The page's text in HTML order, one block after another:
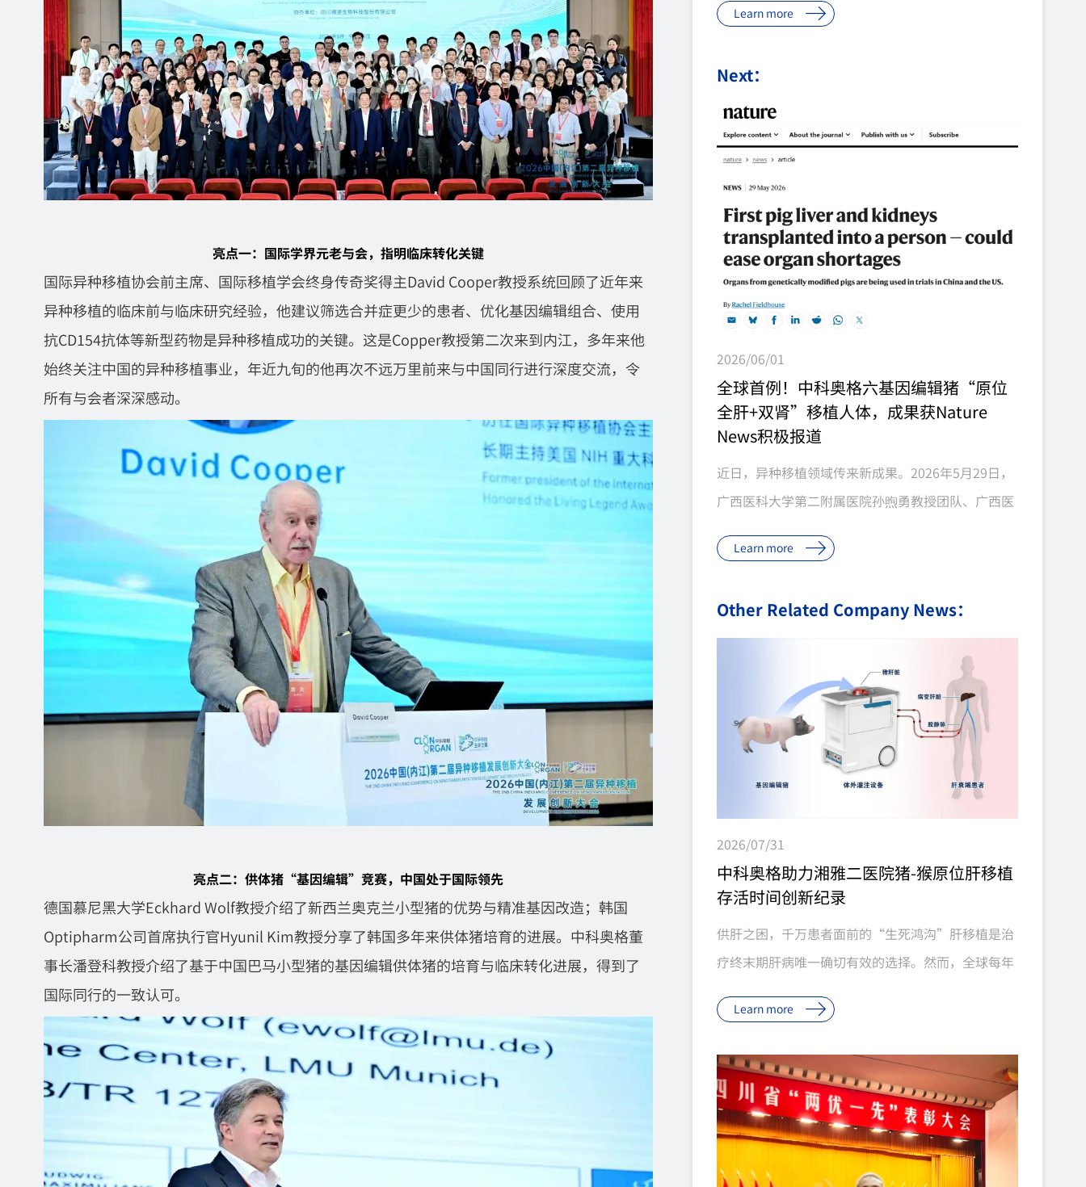
亮点一：国际学界元老与会，指明临床转化关键
国际异种移植协会前主席、国际移植学会终身传奇奖得主David Cooper教授系统回顾了近年来
异种移植的临床前与临床研究经验，他建议筛选合并症更少的患者、优化基因编辑组合、使用
抗CD154抗体等新型药物是异种移植成功的关键。这是Copper教授第二次来到内江，多年来他
始终关注中国的异种移植事业，年近九旬的他再次不远万里前来与中国同行进行深度交流，令
所有与会者深深感动。
亮点二：供体猪“基因编辑”竞赛，中国处于国际领先
德国慕尼黑大学Eckhard Wolf教授介绍了新西兰奥克兰小型猪的优势与精准基因改造；韩国
Optipharm公司首席执行官Hyunil Kim教授分享了韩国多年来供体猪培育的进展。中科奥格董
事长潘登科教授介绍了基于中国巴马小型猪的基因编辑供体猪的培育与临床转化进展，得到了
国际同行的一致认可。
自华中科技大学附属同济医院的陈刚教授，与来自荷
了一例猪到猕猴的异种肾移植手术。这是中国第一例
由国际与国内专家联手完成的异种器官移植手术，也
体现了中科奥格公司推动异种移植临床转化全方位合
作的决心与行动力——合作与交流不应局限在学术知
识与经验，更可以包括人员与技能！▲陈刚教授与
I.P.J. Alwayn教授合作开展猪-猴肾移植▲术后团队合
影手术进行非常顺利，来自中科奥格公司培育的新型
9基因编辑...
Learn more
Next：
2026/06/01
全球首例！中科奥格六基因编辑猪“原位
全肝+双肾”移植人体，成果获Nature
News积极报道
近日，异种移植领域传来新成果。2026年5月29日，
广西医科大学第二附属医院孙煦勇教授团队、广西医
Cell 子刊《Med》上发表了全球首例原位全肝+双肾
道。研究团队成功将基因编辑猪的整个肝脏和双侧肾
脏移植到一名脑死亡者体内，移植器官在近5天内维
持了生理功能，未发生致命的超急性排斥反应。这项
突破性研究中使用的供体猪，正是由中科奥格提供的
自主培育的六基因编辑猪。从基因编辑设计、供体猪
繁育到生物安全质控，中科奥格为这场“多器官联合
作战”提供了最核心的“武器”。此次移植采用的六
Learn more
Other Related Company News：
2026/07/31
中科奥格助力湘雅二医院猪-猴原位肝移植
存活时间创新纪录
供肝之困，千万患者面前的“生死鸿沟”肝移植是治
疗终末期肝病唯一确切有效的选择。然而，全球每年
约30万终末期肝病患者亟需肝移植，而年供肝量仅约
肝移植，全年仅完成7188例手术，仅占登记等待患者
的28.6%；截至年末，10859例患者因病情变化或死
亡等原因退出等待名单。全国器官供需比已恶化至
1∶8.3，中国百万人口器官捐献率仅约5%。企业新闻
Learn more